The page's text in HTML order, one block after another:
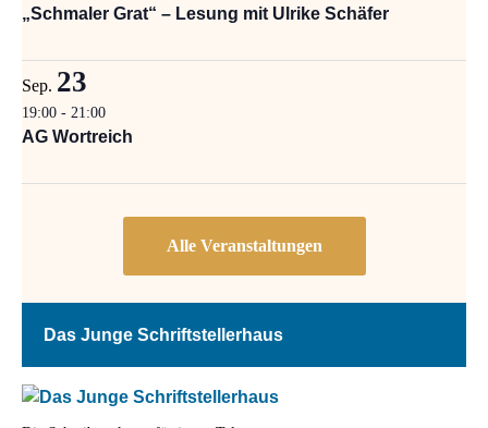
„Schmaler Grat“ – Lesung mit Ulrike Schäfer
Sep. 23
19:00 - 21:00
AG Wortreich
Das Junge Schriftstellerhaus